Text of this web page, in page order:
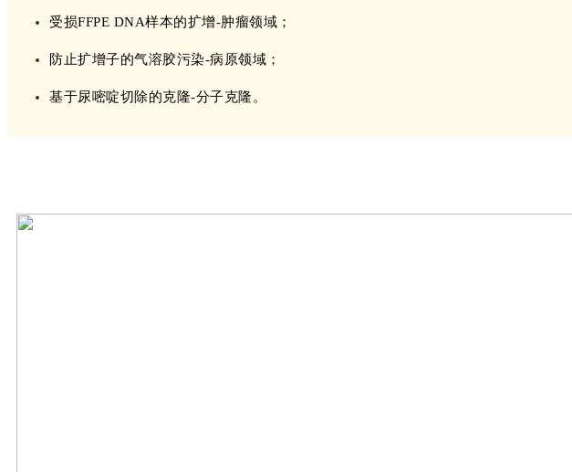
受损FFPE DNA样本的扩增-肿瘤领域；
防止扩增子的气溶胶污染-病原领域；
基于尿嘧啶切除的克隆-分子克隆。